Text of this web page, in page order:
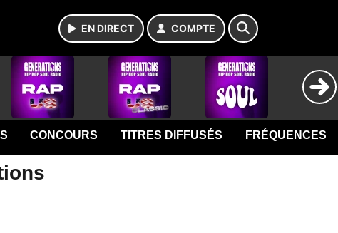
EN DIRECT COMPTE
CONCOURS TITRES DIFFUSÉS FRÉQUENCES